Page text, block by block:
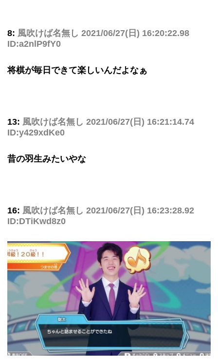
8: 風吹けば名無し 2021/06/27(日) 16:20:22.98
ID:a2nlP9fY0
将棋が毎日できて楽しいんだよなぁ
13: 風吹けば名無し 2021/06/27(日) 16:21:14.74
ID:y429xdKe0
昔の羽生みたいやな
16: 風吹けば名無し 2021/06/27(日) 16:23:28.92
ID:DTiKwd8z0